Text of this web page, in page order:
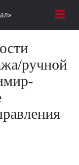
ручной